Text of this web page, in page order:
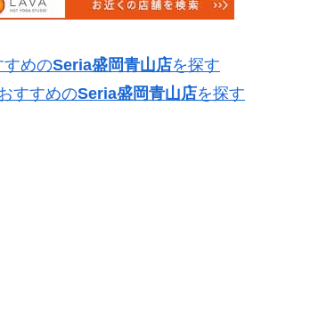
すめのSeria盛岡青山店を探す
すすめのSeria盛岡青山店を探す